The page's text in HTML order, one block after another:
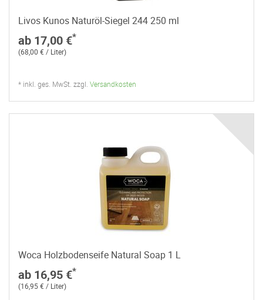
Livos Kunos Naturöl-Siegel 244 250 ml
ab 17,00 €*
(68,00 € / Liter)
* inkl. ges. MwSt. zzgl. Versandkosten
Woca Holzbodenseife Natural Soap 1 L
ab 16,95 €*
(16,95 € / Liter)